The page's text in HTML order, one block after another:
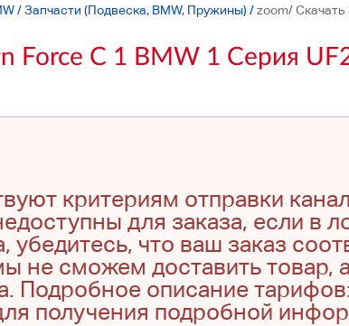
/Запчасти (Подвеска, BMW, Пружины) /zoom/ Скачать
Force C 1 BMW 1 Серия
критериям отправки
для заказа, если в
убедитесь, что ваш заказ
не сможем доставить товар,
Подробное описание тарифов:
получения подробной